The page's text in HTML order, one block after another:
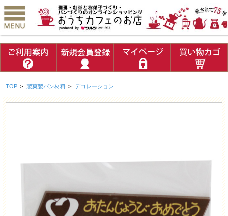
TOP > 製菓製パン材料 > デコレーション